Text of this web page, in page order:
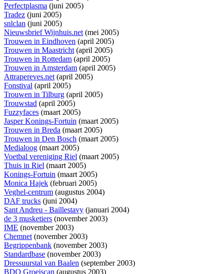
Perfectplasma (juni 2005)
Tradez (juni 2005)
snlclan (juni 2005)
Nieuwsbrief Wijnhuis.net(mei 2005)
Trouwen in Eindhoven (april 2005)
Trouwen in Maastricht(april 2005)
Trouwen in Rottedam (april 2005)
Trouwen in Amsterdam (april 2005)
Attrapereves.net(april 2005)
Fonstival (april 2005)
Trouwen in Tilburg (april 2005)
Trouwstad (april 2005)
Fuzzyfaces (maart 2005)
Jasper Konings-Fortuin (maart 2005)
Trouwen in Breda (maart 2005)
Trouwen in Den Bosch (maart 2005)
Medialoog (maart 2005)
Voetbal vereniging Riel (maart 2005)
Thuis in Riel (maart 2005)
Konings-Fortuin (maart 2005)
Monica Hajek (februari 2005)
Veghel-centrum (augustus 2004)
DAF trucks (juni 2004)
Sant Andreu - Baillestavy (januari 2004)
de 3 musketiers (november 2003)
IME (november 2003)
Chemnet(november 2003)
Begrippenbank (november 2003)
Standardbase (november 2003)
Dressuurstal van Baalen (september 2003)
BDO Groeiscan (augustus 2003)